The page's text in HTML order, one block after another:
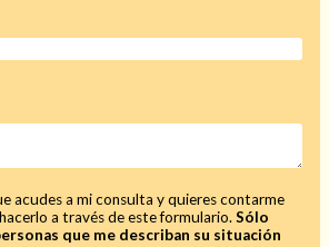
acudes a mi consulta y quieres contarme
a través de este formulario.Sólo
que me describan su situación